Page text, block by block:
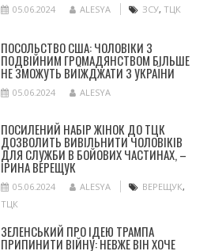
05.06.2024 ALESYA ЗСУ, ТЦК
ПОСОЛЬСТВО США: ЧОЛОВІКИ З
ПОДВІЙНИМ ГРОМАДЯНСТВОМ БІЛЬШЕ
НЕ ЗМОЖУТЬ ВИЇЖДЖАТИ З УКРАЇНИ
05.06.2024 ALESYA
ПОСИЛЕНИЙ НАБІР ЖІНОК ДО ТЦК
ДОЗВОЛИТЬ ВИВІЛЬНИТИ ЧОЛОВІКІВ
ДЛЯ СЛУЖБИ В БОЙОВИХ ЧАСТИНАХ, –
ІРИНА ВЕРЕЩУК
05.06.2024 ALESYA ВЕРЕЩУК,
ТЦК
ЗЕЛЕНСЬКИЙ ПРО ІДЕЮ ТРАМПА
ПРИПИНИТИ ВІЙНУ: НЕВЖЕ ВІН ХОЧЕ